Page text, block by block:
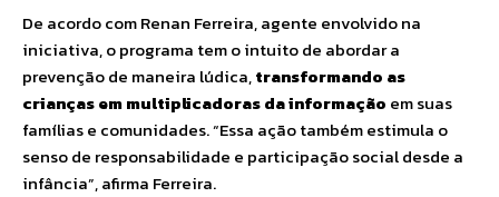
De acordo com Renan Ferreira, agente envolvido na
iniciativa, o programa tem o intuito de abordar a
prevenção de maneira lúdica,transformando as
crianças em multiplicadoras da informação em suas
famílias e comunidades. “Essa ação também estimula o
senso de responsabilidade e participação social desde a
infância”, afirma Ferreira.